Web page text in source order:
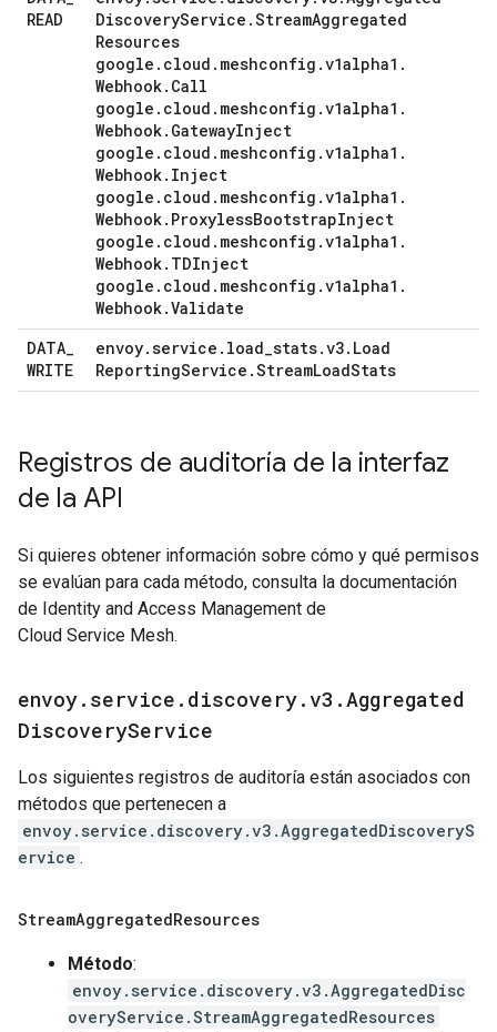
READ
DiscoveryService .StreamAggregated
Resources
google . cloud . meshconfig .v1alpha1 .
Webhook. Call
google . cloud . meshconfig .v1alpha1 .
Webhook. GatewayInject
google . cloud . meshconfig .v1alpha1 .
Webhook. Inject
google . cloud . meshconfig .v1alpha1 .
Webhook. ProxylessBootstrapInject
google . cloud . meshconfig .v1alpha1 .
Webhook. TDInject
google . cloud . meshconfig .v1alpha1 .
Webhook.Validate
DATA_
WRITE
envoy.service . load_stats.v3. Load
ReportingService .StreamLoadStats
Registros de auditoría de la interfaz
de la API
Si quieres obtener información sobre cómo y qué permisos
se evalúan para cada método, consulta la documentación
de Identity and Access Management de
Cloud Service Mesh.
envoy. service . discovery. v3 .Aggregated
DiscoveryService
Los siguientes registros de auditoría están asociados con
métodos que pertenecen a
envoy.service.discovery.v3.AggregatedDiscoveryS
ervice .
StreamAggregatedResources
Método:
envoy.service.discovery.v3.AggregatedDisc
overyService.StreamAggregatedResources